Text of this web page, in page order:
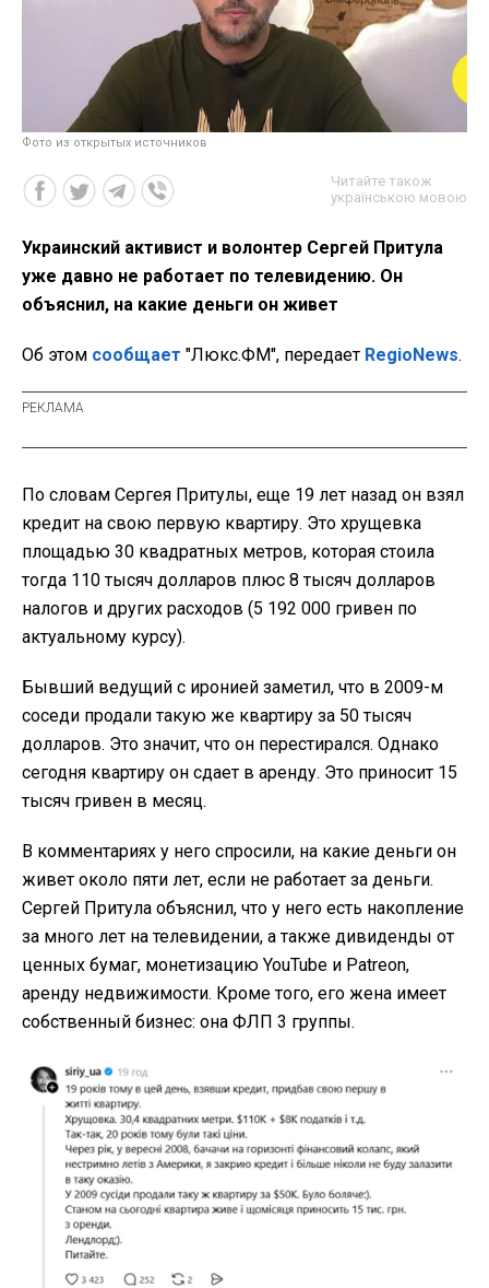
Фото из открытых источников
Читайте також
українською мовою
Украинский активист и волонтер Сергей Притула
уже давно не работает по телевидению. Он
объяснил, на какие деньги он живет
Об этом сообщает "Люкс.ФМ", передает RegioNews.
По словам Сергея Притулы, еще 19 лет назад он взял
кредит на свою первую квартиру. Это хрущевка
площадью 30 квадратных метров, которая стоила
тогда 110 тысяч долларов плюс 8 тысяч долларов
налогов и других расходов (5 192 000 гривен по
актуальному курсу).
Бывший ведущий с иронией заметил, что в 2009-м
соседи продали такую же квартиру за 50 тысяч
долларов. Это значит, что он перестирался. Однако
сегодня квартиру он сдает в аренду. Это приносит 15
тысяч гривен в месяц.
В комментариях у него спросили, на какие деньги он
живет около пяти лет, если не работает за деньги.
Сергей Притула объяснил, что у него есть накопление
за много лет на телевидении, а также дивиденды от
ценных бумаг, монетизацию YouTube и Patreon,
аренду недвижимости. Кроме того, его жена имеет
собственный бизнес: она ФЛП 3 группы.